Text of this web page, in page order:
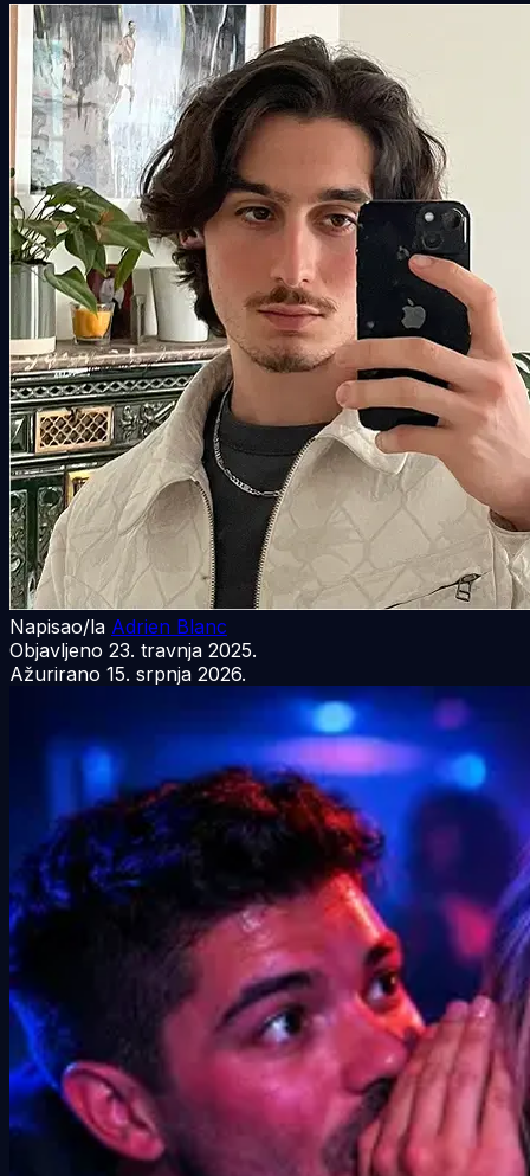
Napisao/la Adrien Blanc
Objavljeno 23. travnja 2025.
Ažurirano 15. srpnja 2026.